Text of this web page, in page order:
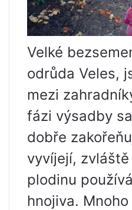
Velké
odrůda Veles,
mezi
fázi výsadby
dobře
vyvíjejí,
plodinu
hnojiva.